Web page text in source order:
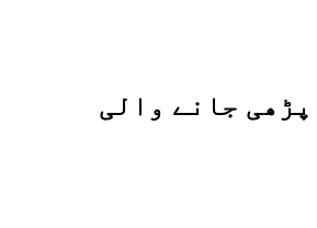
جانے والی